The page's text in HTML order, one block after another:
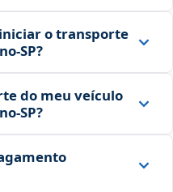
o transporte
do meu veículo